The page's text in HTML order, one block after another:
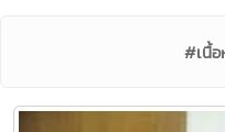
#เนื้อ